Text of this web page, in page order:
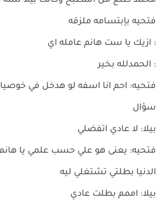
فتحيه بإبتسامه ملزقه
: ازيك يا ست هانم عامله اي
: الحمدلله بخير
فتحيه: احم انا اسفه لو هدخل في
سؤال
بيلا: لا عادي اتفضلي
فتحيه: يعنى هو علي حسب علمي يا هانم
الدنيا بطلتي تشتغلي ليه
بيلا: اممم بطلت عادي